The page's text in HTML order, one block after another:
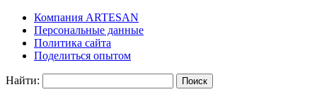
Компания ARTESAN
Персональные данные
Политика сайта
Поделиться опытом
Найти: